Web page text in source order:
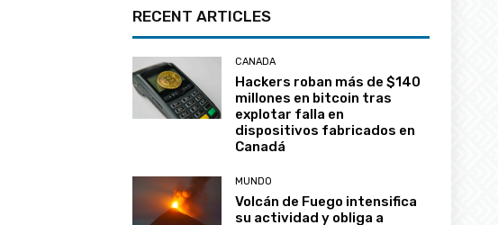
RECENT ARTICLES
CANADA
Hackers roban más de $140
millones en bitcoin tras
explotar falla en
dispositivos fabricados en
Canadá
MUNDO
Volcán de Fuego intensifica
su actividad y obliga a